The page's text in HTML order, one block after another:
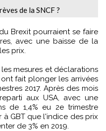
de la SNCF ?
avec une baisse de la
prix.
mesures et déclarations
fait plonger les arrivées
2017. Après des mois
aux USA, avec une
de 1,4% eu 2e trimestre
à GBT que l'indice des prix
de 3% en 2019.